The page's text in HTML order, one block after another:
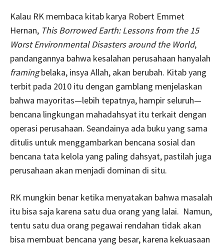
Kalau RK membaca kitab karya Robert Emmet
Hernan, This Borrowed Earth: Lessons from the 15
Worst Environmental Disasters around the World,
pandangannya bahwa kesalahan perusahaan hanyalah
framingbelaka, insya Allah, akan berubah. Kitab yang
terbit pada 2010 itu dengan gamblang menjelaskan
bahwa mayoritas—lebih tepatnya, hampir seluruh—
bencana lingkungan mahadahsyat itu terkait dengan
operasi perusahaan. Seandainya ada buku yang sama
ditulis untuk menggambarkan bencana sosial dan
bencana tata kelola yang paling dahsyat, pastilah juga
perusahaan akan menjadi dominan di situ.
RK mungkin benar ketika menyatakan bahwa masalah
itu bisa saja karena satu dua orang yang lalai. Namun,
tentu satu dua orang pegawai rendahan tidak akan
bisa membuat bencana yang besar, karena kekuasaan